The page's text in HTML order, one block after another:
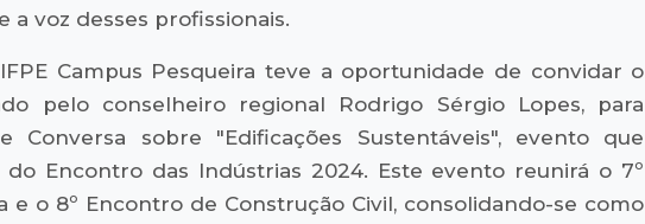
a voz desses profissionais.
Campus Pesqueira teve a oportunidade de convidar o
pelo conselheiro regional Rodrigo Sérgio Lopes, para
Conversa sobre "Edificações Sustentáveis", evento que
Encontro das Indústrias 2024. Este evento reunirá o 7º
e o 8º Encontro de Construção Civil, consolidando-se como